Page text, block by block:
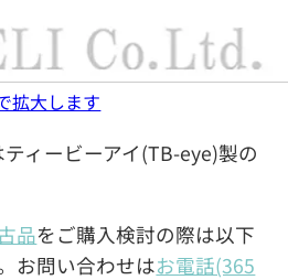
ィービーアイ(TB-eye)製の
品をご購入検討の際は以下
お問い合わせはお電話(365
拡大します